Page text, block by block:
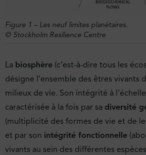
Figure 1 – Les neuf limites planétaires.
© Stockholm Resilience Centre
La biosphère (c’est-à-dire tous les
désigne l’ensemble des êtres vivants
milieux de vie. Son intégrité à
caractérisée à la fois par sa diversité
(multiplicité des formes de vie et de
et par son intégrité fonctionnelle
vivants au sein des différentes